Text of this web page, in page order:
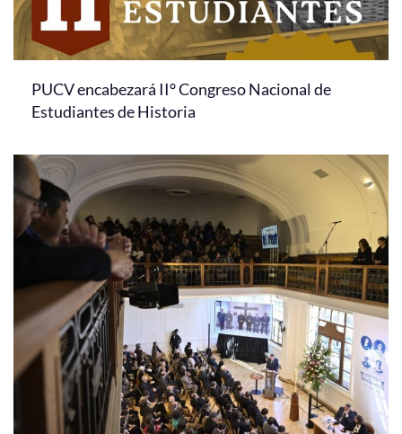
PUCV encabezará II° Congreso Nacional de
Estudiantes de Historia